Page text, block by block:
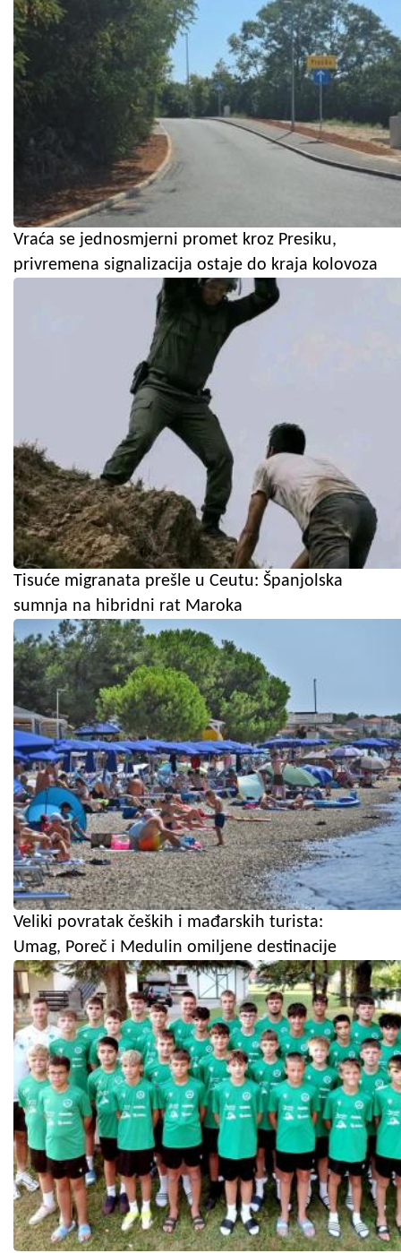
Vraća se jednosmjerni promet kroz Presiku,
privremena signalizacija ostaje do kraja kolovoza
Tisuće migranata prešle u Ceutu: Španjolska
sumnja na hibridni rat Maroka
Veliki povratak čeških i mađarskih turista:
Umag, Poreč i Medulin omiljene destinacije